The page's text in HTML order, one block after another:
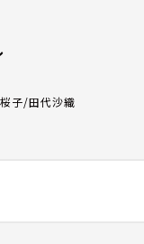
子/田代沙織